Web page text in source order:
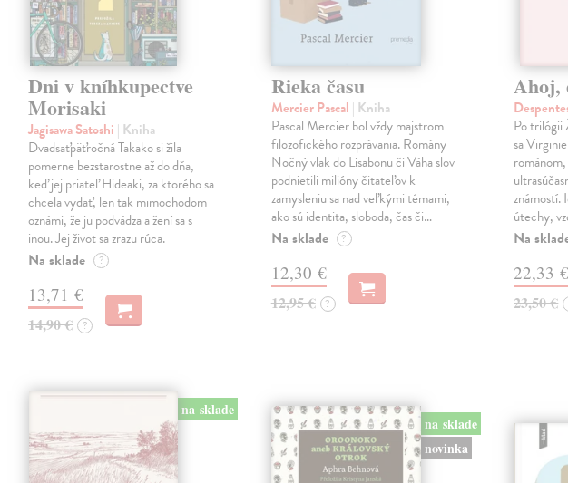
Dni v kníhkupectve
Morisaki
Jagisawa Satoshi | Kniha
Dvadsaťpäťročná Takako si žila
pomerne bezstarostne až do dňa,
keď jej priateľ Hideaki, za ktorého sa
chcela vydať, len tak mimochodom
oznámi, že ju podvádza a žení sa s
inou. Jej život sa zrazu rúca.
Na sklade ?
13,71 €
14,90 € ?
Rieka času
Mercier Pascal | Kniha
Pascal Mercier bol vždy majstrom
filozofického rozprávania. Romány
Nočný vlak do Lisabonu či Váha slov
podnietili milióny čitateľov k
zamysleniu sa nad veľkými témami,
ako sú identita, sloboda, čas či…
Na sklade ?
12,30 €
12,95 € ?
Ahoj,
Po trilógii
sa
známostí.
útechy,
Na
22,33 €
23,50 €
na sklade
na sklade
novinka